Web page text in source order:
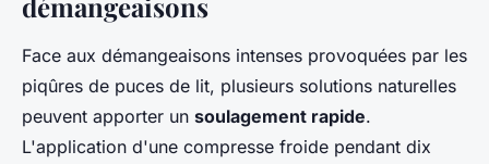
Face aux démangeaisons intenses provoquées par les
piqûres de puces de lit, plusieurs solutions naturelles
peuvent apporter un soulagement rapide.
L'application d'une compresse froide pendant dix